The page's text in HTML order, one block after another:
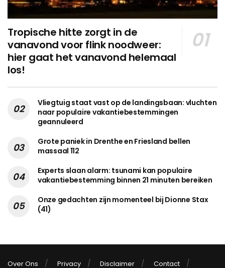
Tropische hitte zorgt in de
vanavond voor flink noodweer:
hier gaat het vanavond helemaal
los!
Vliegtuig staat vast op de landingsbaan: vluchten
naar populaire vakantiebestemmingen
geannuleerd
Grote paniek in Drenthe en Friesland bellen
massaal 112
Experts slaan alarm: tsunami kan populaire
vakantiebestemming binnen 21 minuten bereiken
Onze gedachten zijn momenteel bij Dionne Stax
(41)
Over Ons Privacy Disclaimer Contact